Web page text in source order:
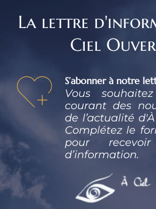
La lettre
Ciel
S’abonner à notre
Vous
courant des
de l’actualité
Complétez le
pour
d’information.